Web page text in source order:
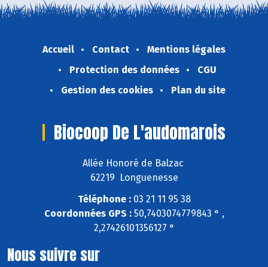
Accueil Contact
Mentions légales
Protection des données
CGU
Gestion des cookies
Plan du site
Biocoop De L'audomarois
Allée Honoré de Balzac
62219 Longuenesse
Téléphone :03 21 11 95 38
Coordonnées GPS :50,7403074779843 ° ,
2,27426101356127 °
Nous suivre sur